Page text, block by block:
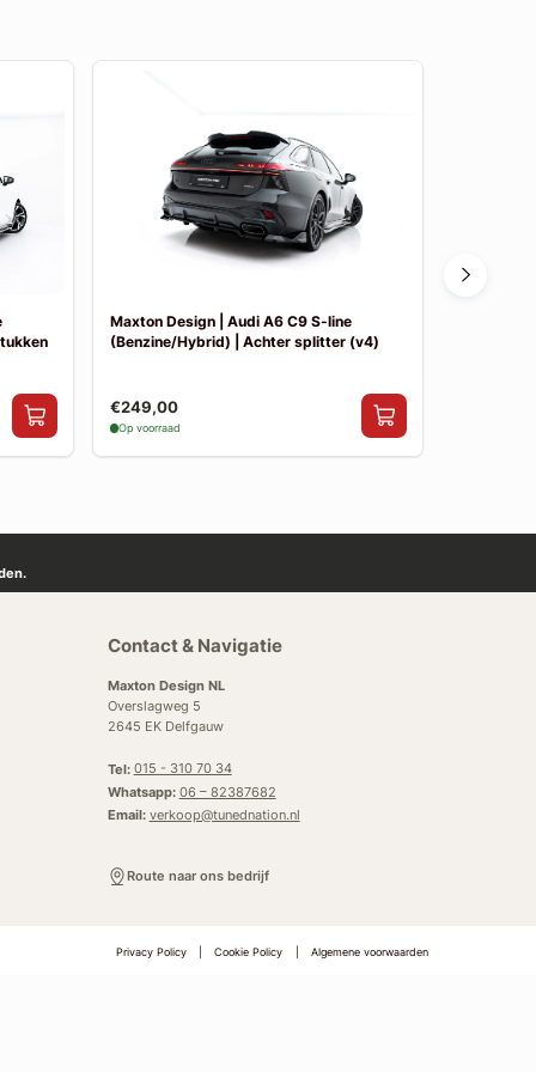
Maxton Design | Audi A6 C9 S-line
(Benzine/Hybrid) | Achter splitter (v4)
€249,00
Op voorraad
Contact & Navigatie
Maxton Design NL
Overslagweg 5
2645 EK Delfgauw
Tel: 015 - 310 70 34
Whatsapp: 06 – 82387682
Email: verkoop@tunednation.nl
Route naar ons bedrijf
Privacy Policy Cookie Policy Algemene voorwaarden